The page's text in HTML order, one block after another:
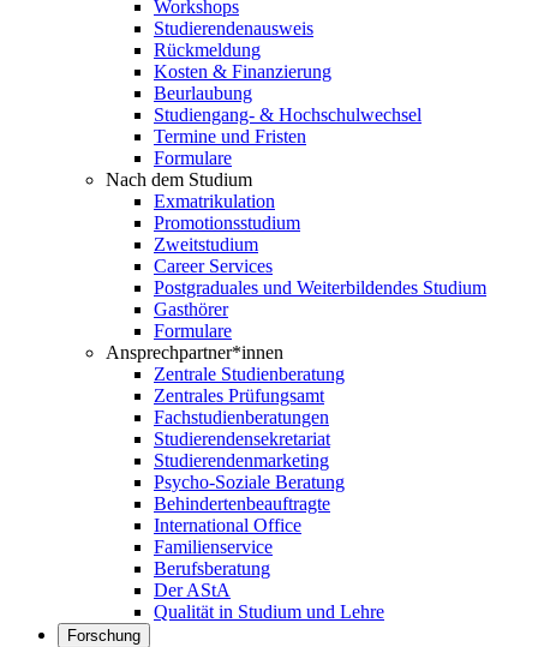
Workshops
Studierendenausweis
Rückmeldung
Kosten & Finanzierung
Beurlaubung
Studiengang- & Hochschulwechsel
Termine und Fristen
Formulare
Nach dem Studium
Exmatrikulation
Promotionsstudium
Zweitstudium
Career Services
Postgraduales und Weiterbildendes Studium
Gasthörer
Formulare
Ansprechpartner*innen
Zentrale Studienberatung
Zentrales Prüfungsamt
Fachstudienberatungen
Studierendensekretariat
Studierendenmarketing
Psycho-Soziale Beratung
Behindertenbeauftragte
International Office
Familienservice
Berufsberatung
Der AStA
Qualität in Studium und Lehre
Forschung